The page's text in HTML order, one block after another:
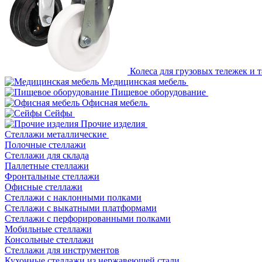
Колеса для грузовых тележек и
Медицинская мебель
Пищевое оборудование
Офисная мебель
Сейфы
Прочие изделия
Стеллажи металлические
Полочные стеллажи
Стеллажи для склада
Паллетные стеллажи
Фронтальные стеллажи
Офисные стеллажи
Стеллажи с наклонными полками
Стеллажи с выкатными платформами
Стеллажи с перфорированными полками
Мобильные стеллажи
Консольные стеллажи
Стеллажи для инструментов